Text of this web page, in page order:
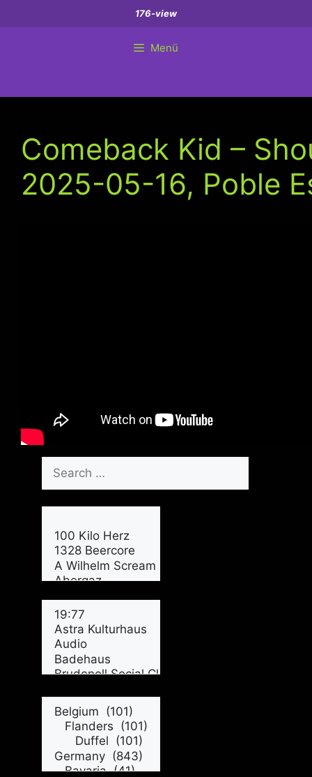
Inhalt
176-view
Menü
Comeback Kid –
2025-05-16, Poble